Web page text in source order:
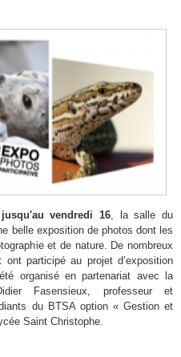
vendredi 16 , la salle du
belle exposition de photos dont les
et de nature. De nombreux
participé au projet d’exposition
organisé en partenariat avec la
Fasensieux, professeur et
du BTSA option « Gestion et
Saint Christophe.